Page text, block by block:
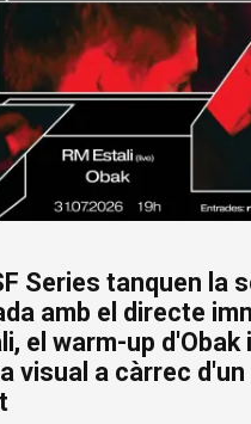
Series tanquen la
amb el directe
el warm-up d'Obak
visual a càrrec